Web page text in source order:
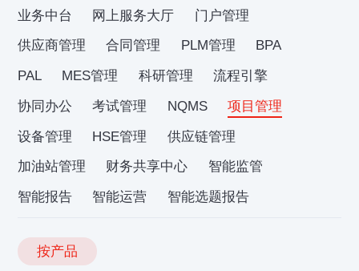
业务中台
网上服务大厅
门户管理
供应商管理
合同管理 PLM管理
BPA
PAL
MES管理 科研管理
流程引擎
协同办公
考试管理 NQMS
项目管理
设备管理
HSE管理
供应链管理
加油站管理
财务共享中心
智能监管
智能报告
智能运营 智能选题报告
按产品